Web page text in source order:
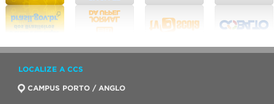
LOCALIZE A CCS
CAMPUS PORTO / ANGLO